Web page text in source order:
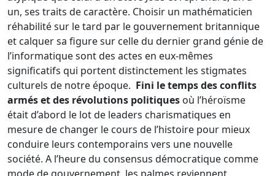
un, ses traits de caractère. Choisir un mathématicien
réhabilité sur le tard par le gouvernement britannique
et calquer sa figure sur celle du dernier grand génie de
l’informatique sont des actes en eux-mêmes
significatifs qui portent distinctement les stigmates
culturels de notre époque. Fini le temps des conflits
armés et des révolutions politiques où l’héroïsme
était d’abord le lot de leaders charismatiques en
mesure de changer le cours de l’histoire pour mieux
conduire leurs contemporains vers une nouvelle
société. A l’heure du consensus démocratique comme